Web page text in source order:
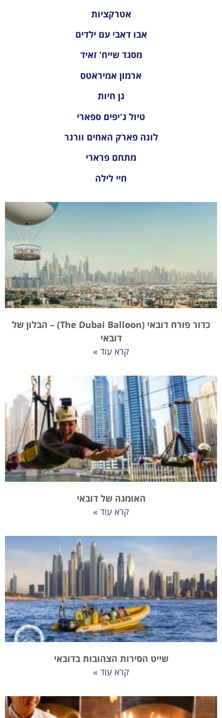
אטרקציות
אבו דאבי עם ילדים
מסגד שייח' זאיד
ארמון אמיראטס
גן חיות
טיול ג'יפים ספארי
לונה פארק האחים וורנר
מתחם פרארי
חיי לילה
כדור פורח דובאי (The Dubai Balloon) – הבלון של
דובאי
קרא עוד »
האומגה של דובאי
קרא עוד »
שייט הסירות הצהובות בדובאי
קרא עוד »